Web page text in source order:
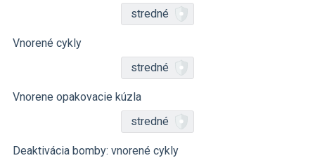
stredné
Vnorené cykly
stredné
Vnorene opakovacie kúzla
stredné
Deaktivácia bomby: vnorené cykly